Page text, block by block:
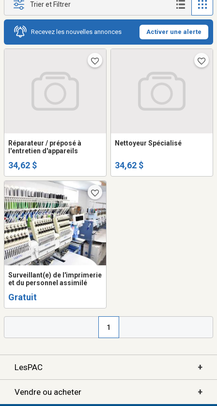
Trier et Filtrer
Recevez les nouvelles annonces Activer une alerte
Réparateur / préposé à
l'entretien d'appareils
34,62 $
Nettoyeur Spécialisé
34,62 $
Surveillant(e) de l'imprimerie
et du personnel assimilé
Gratuit
1
LesPAC +
Vendre ou acheter +